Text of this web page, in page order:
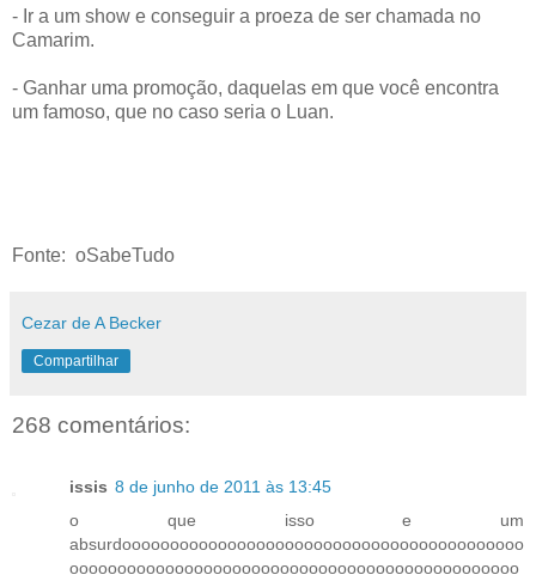
- Ir a um show e conseguir a proeza de ser chamada no
Camarim.
- Ganhar uma promoção, daquelas em que você encontra
um famoso, que no caso seria o Luan.
Fonte: oSabeTudo
Cezar de A Becker
Compartilhar
268 comentários:
issis 8 de junho de 2011 às 13:45
o que isso e um
absurdoooooooooooooooooooooooooooooooooooooooooo
ooooooooooooooooooooooooooooooooooooooooooooooo